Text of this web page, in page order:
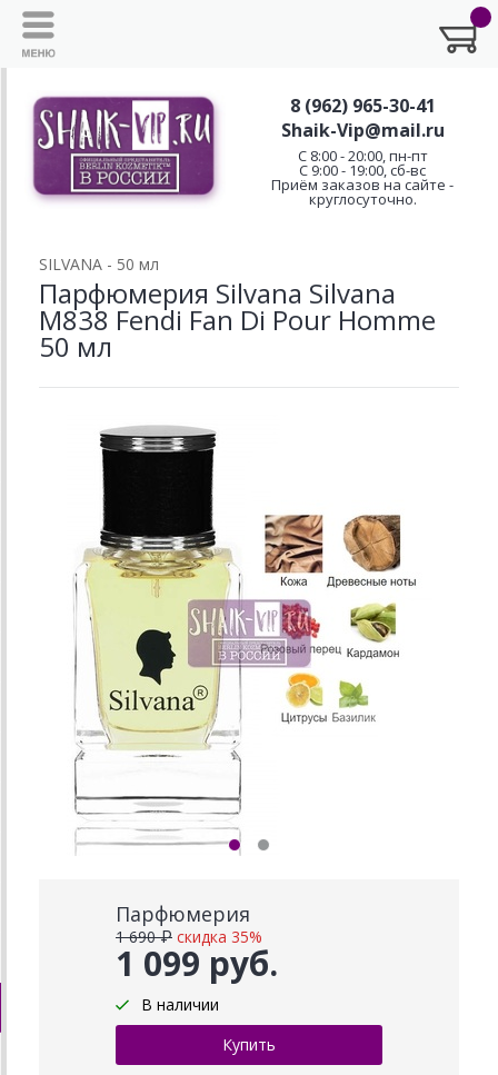
8 (962) 965-30-41
Shaik-Vip@mail.ru
C 8:00 - 20:00, пн-пт
С 9:00 - 19:00, сб-вс
Приём заказов на сайте -
круглосуточно.
SILVANA - 50 мл
Парфюмерия Silvana Silvana
M838 Fendi Fan Di Pour Homme
50 мл
Парфюмерия
1 099 руб.
1 690 ₽ скидка 35%
В наличии